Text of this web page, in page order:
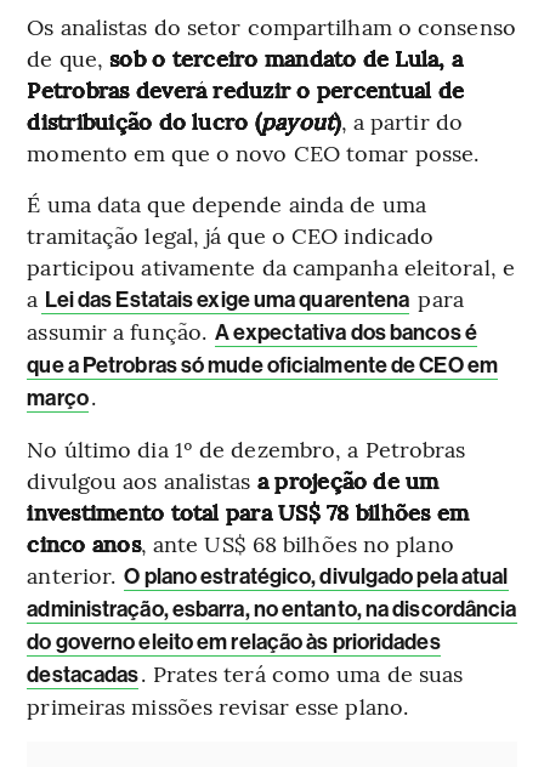
Os analistas do setor compartilham o consenso
de que,sob o terceiro mandato de Lula, a
Petrobras deverá reduzir o percentual de
distribuição do lucro (payout), a partir do
momento em que o novo CEO tomar posse.
É uma data que depende ainda de uma
tramitação legal, já que o CEO indicado
participou ativamente da campanha eleitoral, e
a Lei das Estatais exige uma quarentena para
assumir a função. A expectativa dos bancos é
que a Petrobras só mude oficialmente de CEO em
março.
No último dia 1º de dezembro, a Petrobras
divulgou aos analistas a projeção de um
investimento total para US$ 78 bilhões em
cinco anos, ante US$ 68 bilhões no plano
anterior. O plano estratégico, divulgado pela atual
administração, esbarra, no entanto, na discordância
do governo eleito em relação às prioridades
destacadas. Prates terá como uma de suas
primeiras missões revisar esse plano.